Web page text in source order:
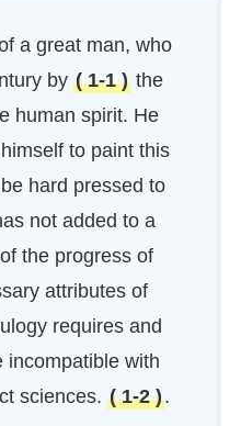
a great man, who
by ( 1-1 )the
human spirit. He
to paint this
hard pressed to
not added to a
the progress of
attributes of
requires and
incompatible with
sciences. ( 1-2 ).